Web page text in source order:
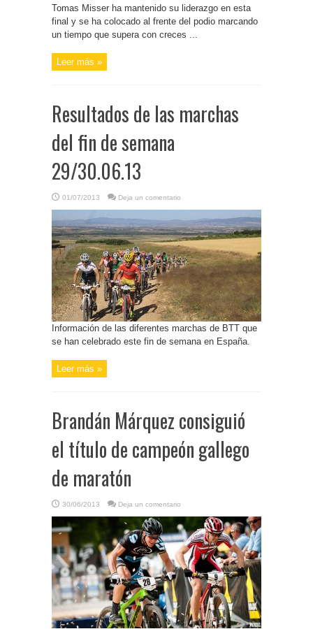
Tomas Misser ha mantenido su liderazgo en esta
final y se ha colocado al frente del podio marcando
un tiempo que supera con creces ...
Leer más »
Resultados de las marchas
del fin de semana
29/30.06.13
01/07/2013 Deja un comentario
Información de las diferentes marchas de BTT que
se han celebrado este fin de semana en España.
Leer más »
Brandán Márquez consiguió
el título de campeón gallego
de maratón
30/06/2013 Deja un comentario